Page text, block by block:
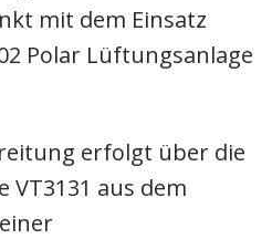
Luftverteilung
mit dem Einsatz
Polar Lüftungsanlage
erfolgt über die
aus dem